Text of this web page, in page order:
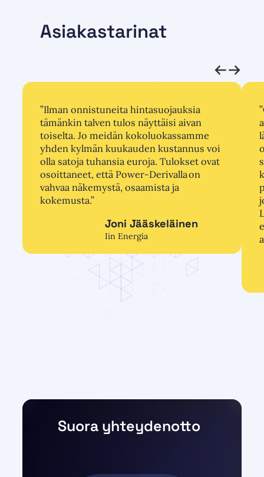
Asiakastarinat
”Ilman onnistuneita hintasuojauksia
tämänkin talven tulos näyttäisi aivan
toiselta. Jo meidän kokoluokassamme
yhden kylmän kuukauden kustannus voi
olla satoja tuhansia euroja. Tulokset ovat
osoittaneet, että Power-Derivalla on
vahvaa näkemystä, osaamista ja
kokemusta.”
Joni Jääskeläinen
Iin Energia
Suora yhteydenotto